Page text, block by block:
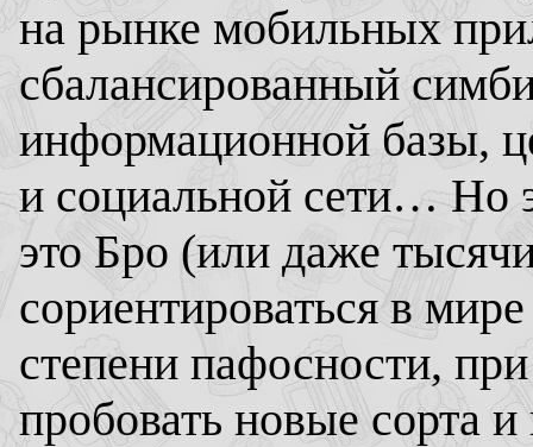
на рынке мобильных
сбалансированный
информационной базы,
и социальной сети… Но
это Бро (или даже
сориентироваться в
степени пафосности,
пробовать новые сорта